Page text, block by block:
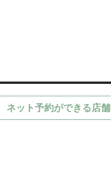
ネット予約ができる店舗